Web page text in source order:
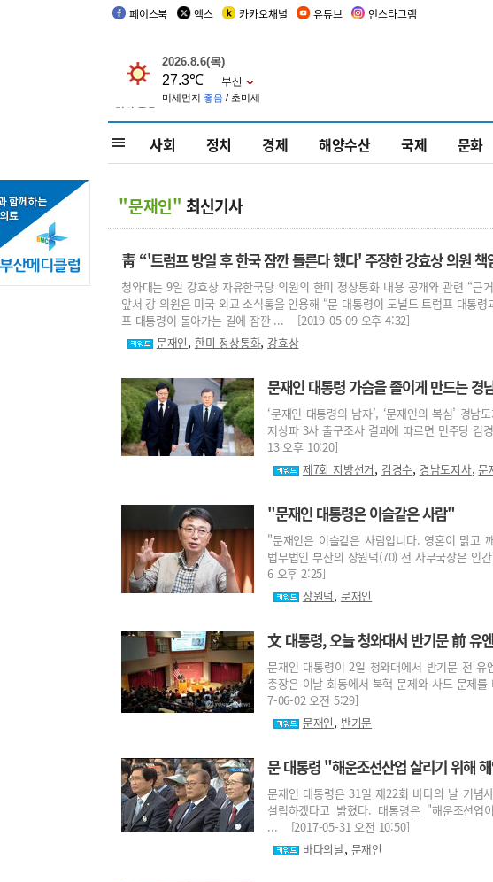
페이스북 엑스 카카오채널 유튜브 인스타그램
사회 정치 경제 해양수산 국제 문화
"문재인" 최신기사
靑 “'트럼프 방일 후 한국 잠깐 들른다 했다' 주장한 강효상 의원 책
청와대는 9일 강효상 자유한국당 의원의 한미 정상통화 내용 공개와 관련 “근
앞서 강 의원은 미국 외교 소식통을 인용해 “문 대통령이 도널드 트럼프 대통
프 대통령이 돌아가는 길에 잠깐 ... [2019-05-09 오후 4:32]
문재인, 한미 정상통화, 강효상
문재인 대통령 가슴을 졸이게 만드는
‘문재인 대통령의 남자’, ‘문재인의 복심’ 경
지상파 3사 출구조사 결과에 따르면 민주당
13 오후 10:20]
제7회 지방선거, 김경수, 경남도지사,문
"문재인 대통령은 이슬같은 사람"
"문재인은 이슬같은 사람입니다. 영혼이 맑
법무법인 부산의 장원덕(70) 전 사무국장은
6 오후 2:25]
장원덕, 문재인
文 대통령, 오늘 청와대서 반기문 前 유
문재인 대통령이 2일 청와대에서 반기문 전
총장은 이날 회동에서 북핵 문제와 사드 문제
7-06-02 오전 5:29]
문재인, 반기문
문 대통령 "해운조선산업 살리기 위해
문재인 대통령은 31일 제22회 바다의 날 기념
설립하겠다고 밝혔다. 대통령은 "해운조선
... [2017-05-31 오전 10:50]
바다의날, 문재인